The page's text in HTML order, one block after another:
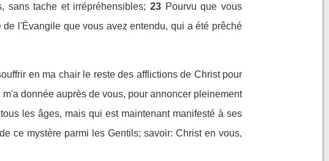
sans tache et irrépréhensibles; 23 Pourvu que vous
l'Évangile que vous avez entendu, qui a été prêché
en ma chair le reste des afflictions de Christ pour
donnée auprès de vous, pour annoncer pleinement
les âges, mais qui est maintenant manifesté à ses
ce mystère parmi les Gentils; savoir: Christ en vous,